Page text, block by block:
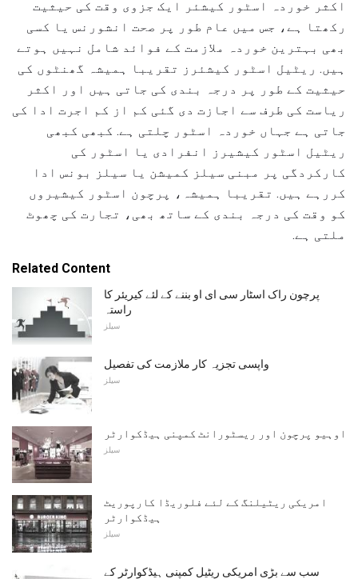
اکثر خوردہ اسٹور کیشئر ایک جزوی وقت کی حیثیت
رکھتا ہے، جس میں عام طور پر صحت انشورنس یا کسی
بھی بہترین خوردہ ملازمت کے فوائد شامل نہیں ہوتے
ہیں. ریٹیل اسٹور کیشئرز تقریبا ہمیشہ گھنٹوں کی
حیثیت کے طور پر درجہ بندی کی جاتی ہیں اور اکثر
ریاست کی طرف سے اجازت دی گئی کم از کم اجرت ادا کی
جاتی ہے جہاں خوردہ اسٹور چلتی ہے. کبھی کبھی
ریٹیل اسٹور کیشیرز انفرادی یا اسٹور کی
کارکردگی پر مبنی سیلز کمیشن یا سیلز بونس ادا
کررہے ہیں. تقریبا ہمیشہ، پرچون اسٹور کیشیروں
کو وقت کی درجہ بندی کے ساتھ بھی، تجارت کی چھوٹ
ملتی ہے.
Related Content
پرچون راک اسٹار سی ای او بننے کے لئے کیریئر کا
راستہ
سیلز
واپسی تجزیہ کار ملازمت کی تفصیل
سیلز
اوہیو پرچون اور ریسٹورانٹ کمپنی ہیڈکوارٹر
سیلز
امریکی ریٹیلنگ کے لئے فلوریڈا کارپوریٹ
ہیڈکوارٹر
سیلز
سب سے بڑی امریکی ریٹیل کمپنی ہیڈکوارٹر کے